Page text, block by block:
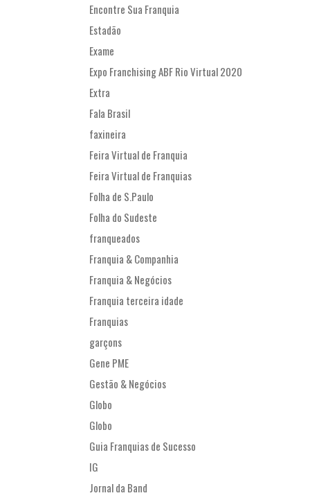
Encontre Sua Franquia
Estadão
Exame
Expo Franchising ABF Rio Virtual 2020
Extra
Fala Brasil
faxineira
Feira Virtual de Franquia
Feira Virtual de Franquias
Folha de S.Paulo
Folha do Sudeste
franqueados
Franquia & Companhia
Franquia & Negócios
Franquia terceira idade
Franquias
garçons
Gene PME
Gestão & Negócios
Globo
Globo
Guia Franquias de Sucesso
IG
Jornal da Band